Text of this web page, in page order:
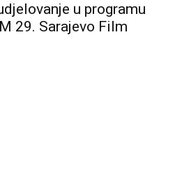
u programu
29. Sarajevo Film